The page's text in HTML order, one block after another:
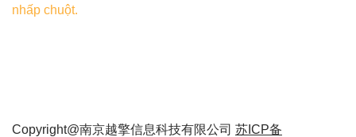
nhấp chuột.
Copyright@南京越擎信息科技有限公司 苏ICP备